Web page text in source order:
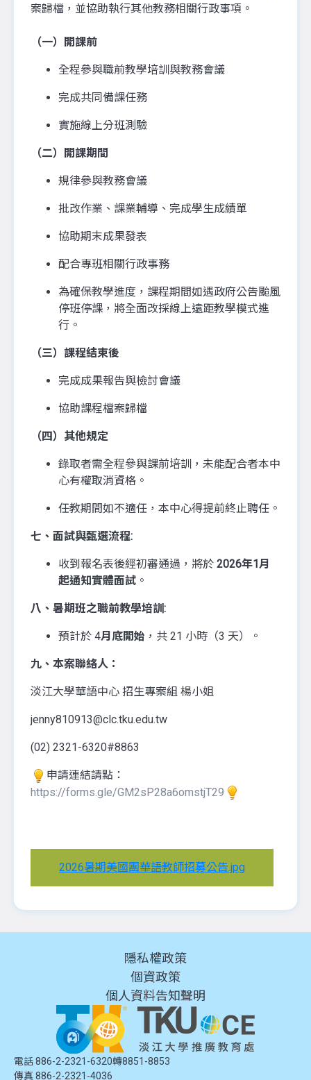
案歸檔，並協助執行其他教務相關行政事項。
（一）開課前
全程參與職前教學培訓與教務會議
完成共同備課任務
實施線上分班測驗
（二）開課期間
規律參與教務會議
批改作業、課業輔導、完成學生成績單
協助期末成果發表
配合專班相關行政事務
為確保教學進度，課程期間如遇政府公告颱風
停班停課，將全面改採線上遠距教學模式進
行。
（三）課程結束後
完成成果報告與檢討會議
協助課程檔案歸檔
（四）其他規定
錄取者需全程參與課前培訓，未能配合者本中
心有權取消資格。
任教期間如不適任，本中心得提前終止聘任。
七、面試與甄選流程:
收到報名表後經初審通過，將於 2026年1月
起通知實體面試 。
八、暑期班之職前教學培訓:
預計於 4月底開始 ，共 21 小時（3 天）。
九、本案聯絡人：
淡江大學華語中心 招生專案組 楊小姐
jenny810913@clc.tku.edu.tw
(02) 2321-6320#8863
申請連結請點：
https://forms.gle/GM2sP28a6omstjT29
2026暑期美國團華語教師招募公告.jpg
隱私權政策
個資政策
個人資料告知聲明
電話 886-2-2321-6320轉8851-8853
傳真 886-2-2321-4036